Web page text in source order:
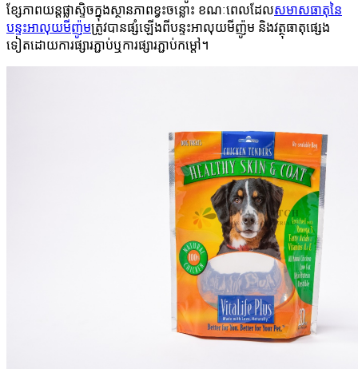
ខ្សែភាពយន្តផ្លាស្ទិចក្នុងស្ថានភាពខ្វះចន្លោះ ខណៈពេលដែលសមាសធាតុនៃ
បន្ទះអាលុយមីញ៉ូមត្រូវបានផ្សំឡើងពីបន្ទះអាលុយមីញ៉ូម និងវត្ថុធាតុផ្សេង
ទៀតដោយការផ្សារភ្ជាប់ឬការផ្សារភ្ជាប់កម្ដៅ។